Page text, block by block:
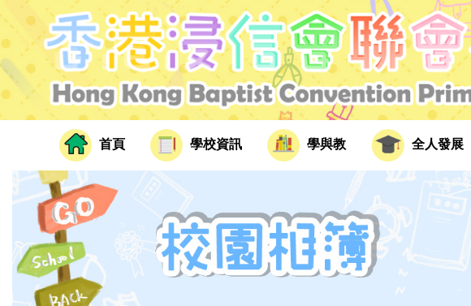
首頁 學校資訊 學與教 全人發展